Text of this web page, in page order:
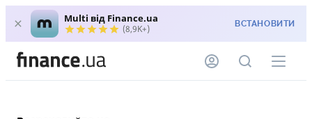
Multi від Finance.ua
(8,9K+) ВСТАНОВИТИ